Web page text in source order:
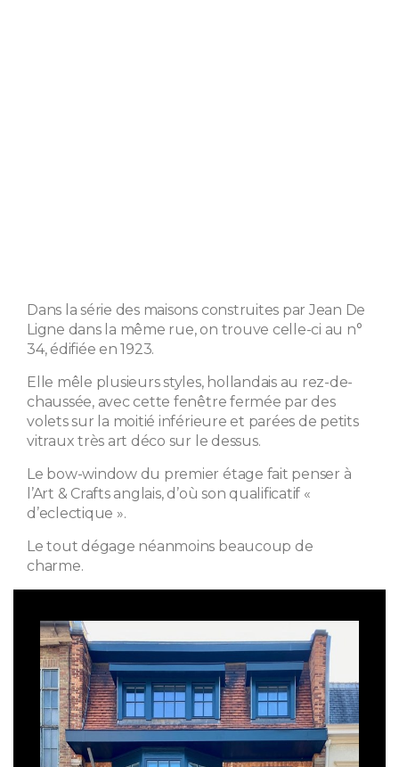
Dans la série des maisons construites par Jean De
Ligne dans la même rue, on trouve celle-ci au n°
34, édifiée en 1923.
Elle mêle plusieurs styles, hollandais au rez-de-
chaussée, avec cette fenêtre fermée par des
volets sur la moitié inférieure et parées de petits
vitraux très art déco sur le dessus.
Le bow-window du premier étage fait penser à
l’Art & Crafts anglais, d’où son qualificatif «
d’eclectique ».
Le tout dégage néanmoins beaucoup de
charme.